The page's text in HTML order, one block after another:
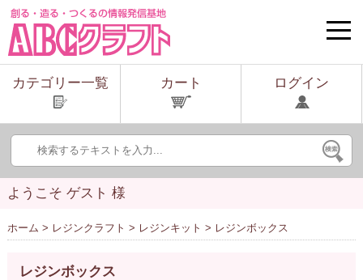
toggle
カテゴリー一覧
カート ログイン
ようこそ ゲスト 様
ホーム > レジンクラフト > レジンキット > レジンボックス
レジンボックス